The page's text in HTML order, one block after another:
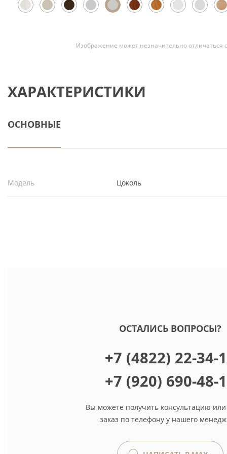
Скрытые
Изображение может незначительно отличаться
ХАРАКТЕРИСТИКИ
ОСНОВНЫЕ
Модель Цоколь
ОСТАЛИСЬ ВОПРОСЫ?
+7 (4822) 22-34-
+7 (920) 690-48-
Вы можете получить консультацию или
заказ по телефону у нашего